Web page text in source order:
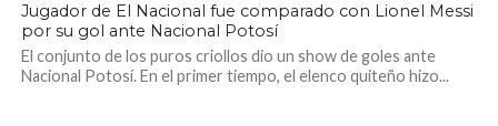
Jugador de El Nacional fue comparado con Lionel Messi
por su gol ante Nacional Potosí
El conjunto de los puros criollos dio un show de goles ante
Nacional Potosí. En el primer tiempo, el elenco quiteño hizo...